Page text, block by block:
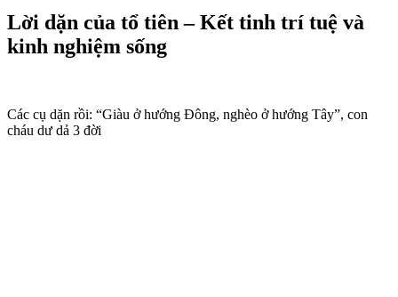
Lời dặn của tổ tiên – Kết tinh trí tuệ và
kinh nghiệm sống
Các cụ dặn rồi: “Giàu ở hướng Đông, nghèo ở hướng Tây”, con
cháu dư dả 3 đời